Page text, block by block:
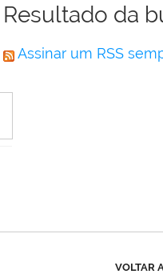
Resultado da
Assinar um RSS
VOLTAR